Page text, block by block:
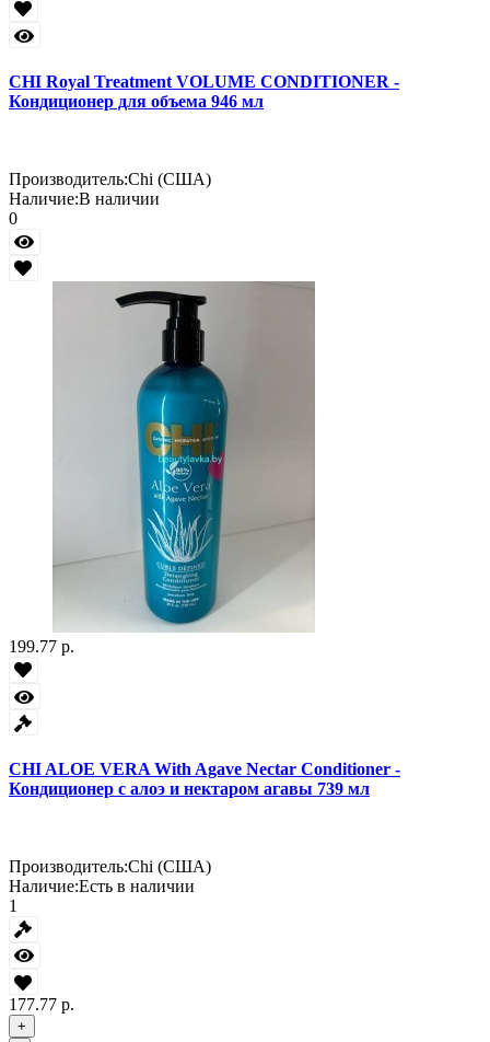
CHI Royal Treatment VOLUME CONDITIONER -
Кондиционер для объема 946 мл
Производитель:Chi (США)
Наличие:В наличии
0
199.77 р.
CHI ALOE VERA With Agave Nectar Conditioner -
Кондиционер с алоэ и нектаром агавы 739 мл
Производитель:Chi (США)
Наличие:Есть в наличии
1
177.77 р.
+